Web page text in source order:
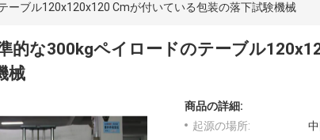
ーブル120x120x120 Cmが付いている包装の落下試験機械
的な300kgペイロードのテーブル
械
商品の詳細:
起源の場所: